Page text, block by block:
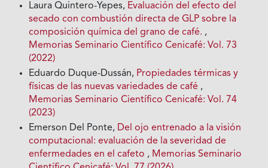
Laura Quintero-Yepes, Evaluación del efecto del
secado con combustión directa de GLP sobre la
composición química del grano de café. ,
Memorias Seminario Científico Cenicafé: Vol. 73
(2022)
Eduardo Duque-Dussán, Propiedades térmicas y
físicas de las nuevas variedades de café ,
Memorias Seminario Científico Cenicafé: Vol. 74
(2023)
Emerson Del Ponte, Del ojo entrenado a la visión
computacional: evaluación de la severidad de
enfermedades en el cafeto , Memorias Seminario